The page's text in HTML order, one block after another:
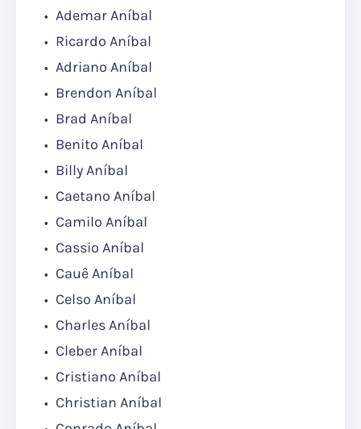
Ademar Aníbal
Ricardo Aníbal
Adriano Aníbal
Brendon Aníbal
Brad Aníbal
Benito Aníbal
Billy Aníbal
Caetano Aníbal
Camilo Aníbal
Cassio Aníbal
Cauê Aníbal
Celso Aníbal
Charles Aníbal
Cleber Aníbal
Cristiano Aníbal
Christian Aníbal